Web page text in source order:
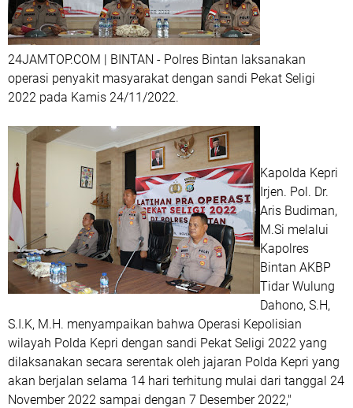
24JAMTOP.COM | BINTAN - Polres Bintan laksanakan
operasi penyakit masyarakat dengan sandi Pekat Seligi
2022 pada Kamis 24/11/2022.
Kapolda Kepri
Irjen. Pol. Dr.
Aris Budiman,
M.Si melalui
Kapolres
Bintan AKBP
Tidar Wulung
Dahono, S.H,
S.I.K, M.H. menyampaikan bahwa Operasi Kepolisian
wilayah Polda Kepri dengan sandi Pekat Seligi 2022 yang
dilaksanakan secara serentak oleh jajaran Polda Kepri yang
akan berjalan selama 14 hari terhitung mulai dari tanggal 24
November 2022 sampai dengan 7 Desember 2022,"